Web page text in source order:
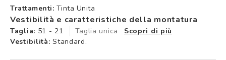
Trattamenti: Tinta Unita
Vestibilità e caratteristiche della montatura
Taglia: 51 - 21 Taglia unica
Scopri di più
Vestibilità: Standard.